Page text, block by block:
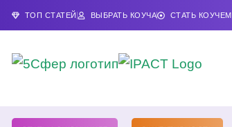
ТОП СТАТЕЙ ВЫБРАТЬ КОУЧА СТАТЬ КОУЧЕМ